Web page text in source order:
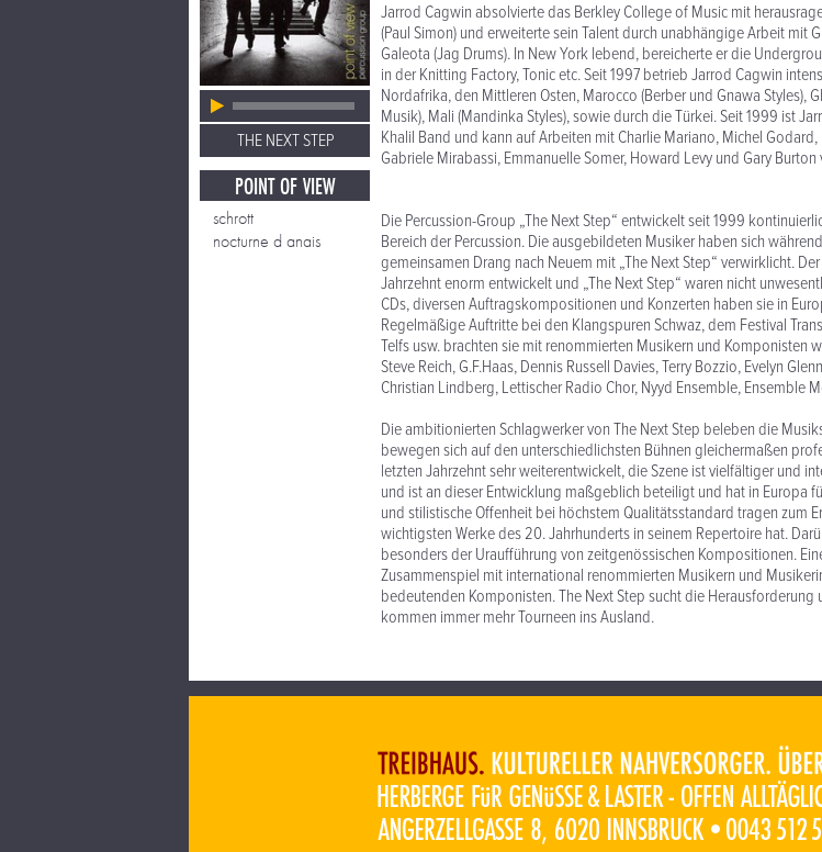
THE NEXT STEP
POINT OF VIEW
schrott
nocturne d anais
Jarrod Cagwin absolvierte das Berkley College of Music mit
(Paul Simon) und erweiterte sein Talent durch unabhängige Arbeit mit
Galeota (Jag Drums). In New York lebend, bereicherte er die
in der Knitting Factory, Tonic etc. Seit 1997 betrieb Jarrod Cagwin
Nordafrika, den Mittleren Osten, Marocco (Berber und Gnawa Styles),
Musik), Mali (Mandinka Styles), sowie durch die Türkei. Seit 1999 ist
Khalil Band und kann auf Arbeiten mit Charlie Mariano, Michel
Gabriele Mirabassi, Emmanuelle Somer, Howard Levy und Gary Burton
Die Percussion-Group „The Next Step“ entwickelt seit 1999
Bereich der Percussion. Die ausgebildeten Musiker haben sich
gemeinsamen Drang nach Neuem mit „The Next Step“ verwirklicht.
Jahrzehnt enorm entwickelt und „The Next Step“ waren nicht
CDs, diversen Auftragskompositionen und Konzerten haben sie in
Regelmäßige Auftritte bei den Klangspuren Schwaz, dem Festival
Telfs usw. brachten sie mit renommierten Musikern und Komponisten
Steve Reich, G.F.Haas, Dennis Russell Davies, Terry Bozzio, Evelyn
Christian Lindberg, Lettischer Radio Chor, Nyyd Ensemble, Ensemble
Die ambitionierten Schlagwerker von The Next Step beleben die
bewegen sich auf den unterschiedlichsten Bühnen gleichermaßen
letzten Jahrzehnt sehr weiterentwickelt, die Szene ist vielfältiger und
und ist an dieser Entwicklung maßgeblich beteiligt und hat in Europa
und stilistische Offenheit bei höchstem Qualitätsstandard tragen zum
wichtigsten Werke des 20. Jahrhunderts in seinem Repertoire hat.
besonders der Uraufführung von zeitgenössischen Kompositionen.
Zusammenspiel mit international renommierten Musikern und
bedeutenden Komponisten. The Next Step sucht die
kommen immer mehr Tourneen ins Ausland.